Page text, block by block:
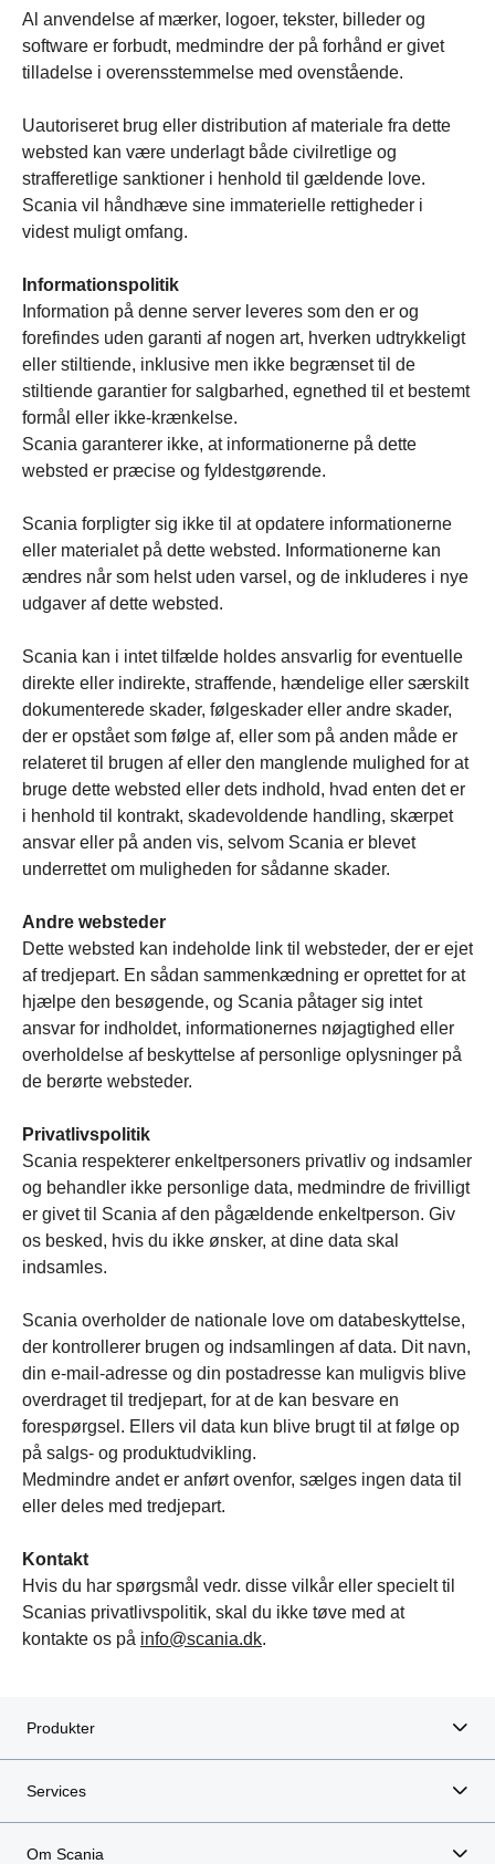
Al anvendelse af mærker, logoer, tekster, billeder og
software er forbudt, medmindre der på forhånd er givet
tilladelse i overensstemmelse med ovenstående.
Uautoriseret brug eller distribution af materiale fra dette
websted kan være underlagt både civilretlige og
strafferetlige sanktioner i henhold til gældende love.
Scania vil håndhæve sine immaterielle rettigheder i
videst muligt omfang.
Informationspolitik
Information på denne server leveres som den er og
forefindes uden garanti af nogen art, hverken udtrykkeligt
eller stiltiende, inklusive men ikke begrænset til de
stiltiende garantier for salgbarhed, egnethed til et bestemt
formål eller ikke-krænkelse.
Scania garanterer ikke, at informationerne på dette
websted er præcise og fyldestgørende.
Scania forpligter sig ikke til at opdatere informationerne
eller materialet på dette websted. Informationerne kan
ændres når som helst uden varsel, og de inkluderes i nye
udgaver af dette websted.
Scania kan i intet tilfælde holdes ansvarlig for eventuelle
direkte eller indirekte, straffende, hændelige eller særskilt
dokumenterede skader, følgeskader eller andre skader,
der er opstået som følge af, eller som på anden måde er
relateret til brugen af eller den manglende mulighed for at
bruge dette websted eller dets indhold, hvad enten det er
i henhold til kontrakt, skadevoldende handling, skærpet
ansvar eller på anden vis, selvom Scania er blevet
underrettet om muligheden for sådanne skader.
Andre websteder
Dette websted kan indeholde link til websteder, der er ejet
af tredjepart. En sådan sammenkædning er oprettet for at
hjælpe den besøgende, og Scania påtager sig intet
ansvar for indholdet, informationernes nøjagtighed eller
overholdelse af beskyttelse af personlige oplysninger på
de berørte websteder.
Privatlivspolitik
Scania respekterer enkeltpersoners privatliv og indsamler
og behandler ikke personlige data, medmindre de frivilligt
er givet til Scania af den pågældende enkeltperson. Giv
os besked, hvis du ikke ønsker, at dine data skal
indsamles.
Scania overholder de nationale love om databeskyttelse,
der kontrollerer brugen og indsamlingen af data. Dit navn,
din e-mail-adresse og din postadresse kan muligvis blive
overdraget til tredjepart, for at de kan besvare en
forespørgsel. Ellers vil data kun blive brugt til at følge op
på salgs- og produktudvikling.
Medmindre andet er anført ovenfor, sælges ingen data til
eller deles med tredjepart.
Kontakt
Hvis du har spørgsmål vedr. disse vilkår eller specielt til
Scanias privatlivspolitik, skal du ikke tøve med at
kontakte os på info@scania.dk.
Produkter
Services
Om Scania